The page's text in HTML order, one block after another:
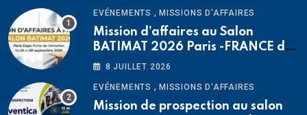
EVÉNEMENTS , MISSIONS D'AFFAIRES
Mission d’affaires au Salon
BATIMAT 2026 Paris -FRANCE du
26 au 30 septembre 2026
8 JUILLET 2026
EVÉNEMENTS , MISSIONS D'AFFAIRES
Mission de prospection au salon